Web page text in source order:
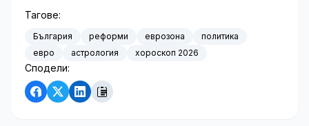
Тагове:
България реформи еврозона
политика
евро
астрология хороскоп 2026
Сподели: